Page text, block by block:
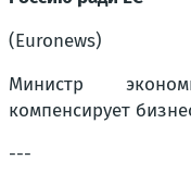
(Euronews)
Министр
компенсирует
---